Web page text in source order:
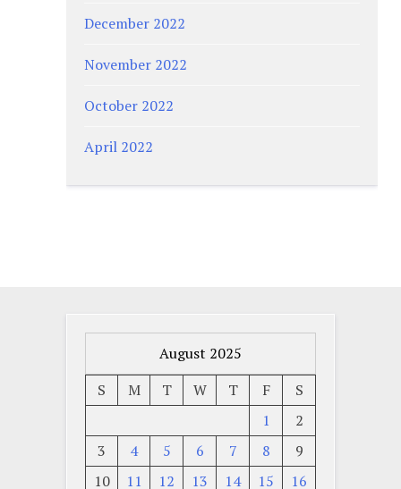
December 2022
November 2022
October 2022
April 2022
August 2025
S
M T W T F
S
1
2
3
4 5 6 7 8
9
10
11 12 13 14 15 16